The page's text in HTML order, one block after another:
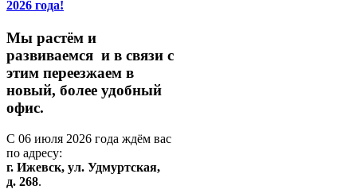
2026 года!
Мы растём и
развиваемся и в связи с
этим переезжаем в
новый, более удобный
офис.
С 06 июля 2026 года ждём вас
по адресу:
г. Ижевск, ул. Удмуртская,
д. 268.